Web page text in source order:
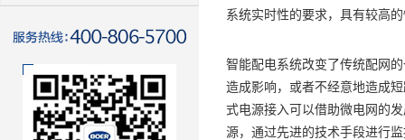
系统实时性的要求，具有较高
智能配电系统改变了传统配网
造成影响，或者不经意地造成
式电源接入可以借助微电网的
源，通过先进的技术手段进行